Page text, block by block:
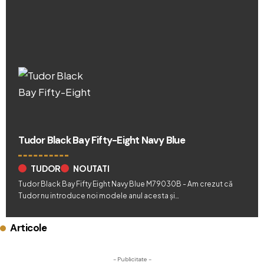
Tudor Black Bay Fifty-Eight Navy Blue
TUDOR NOUTATI
Tudor Black Bay Fifty Eight Navy Blue M79030B - Am crezut că
Tudor nu introduce noi modele anul acesta și…
Articole
- Publicitate -